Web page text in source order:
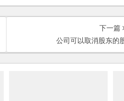
下一篇
公司可以取消股东的